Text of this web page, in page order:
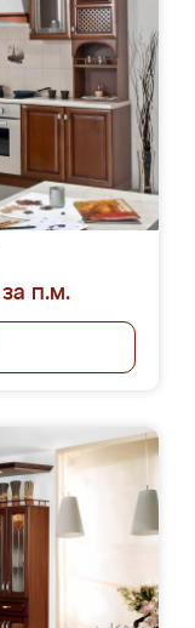
п.м.